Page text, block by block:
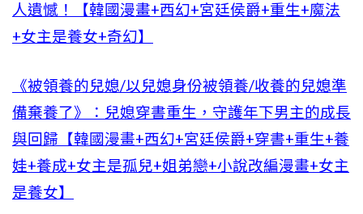
人遺憾！【韓國漫畫+西幻+宮廷侯爵+重生+魔法
+女主是養女+奇幻】
《被領養的兒媳/以兒媳身份被領養/收養的兒媳準
備棄養了》：兒媳穿書重生，守護年下男主的成長
與回歸【韓國漫畫+西幻+宮廷侯爵+穿書+重生+養
娃+養成+女主是孤兒+姐弟戀+小說改編漫畫+女主
是養女】